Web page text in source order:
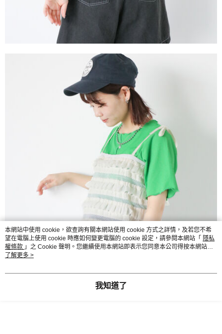
本網站中使用 cookie，欲查詢有關本網站使用 cookie 方式之詳情，及若您不希
望在電腦上使用 cookie 時應如何變更電腦的 cookie 設定，請參閱本網站「 隱私
權條款 」之 Cookie 聲明。您繼續使用本網站即表示您同意本公司得按本網站使
用條款之 Cookie 聲明使用 cookie。
了解更多 >
我知道了